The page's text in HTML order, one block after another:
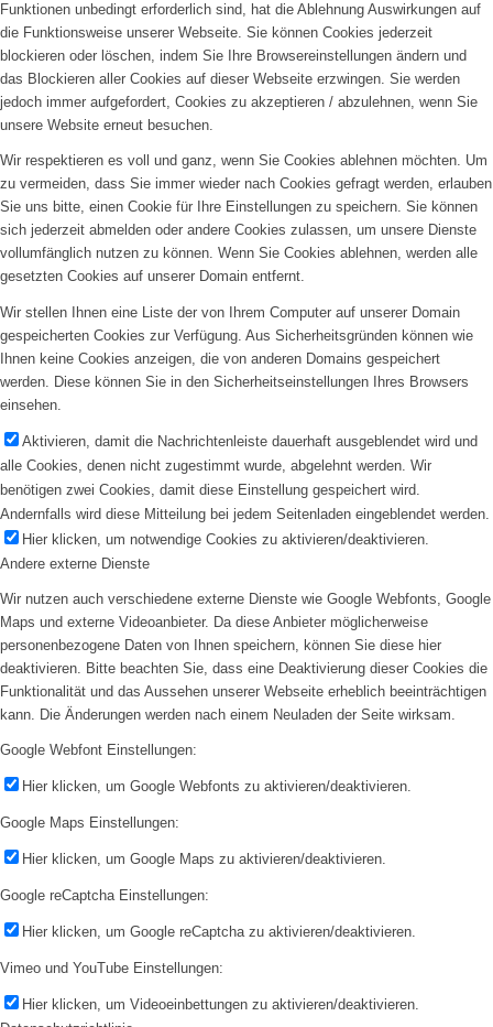
Spenden
Vereinsheim mieten
Funktionen unbedingt erforderlich sind, hat die Ablehnung Auswirkungen auf
die Funktionsweise unserer Webseite. Sie können Cookies jederzeit
blockieren oder löschen, indem Sie Ihre Browsereinstellungen ändern und
das Blockieren aller Cookies auf dieser Webseite erzwingen. Sie werden
jedoch immer aufgefordert, Cookies zu akzeptieren / abzulehnen, wenn Sie
unsere Website erneut besuchen.
Wir respektieren es voll und ganz, wenn Sie Cookies ablehnen möchten. Um
zu vermeiden, dass Sie immer wieder nach Cookies gefragt werden, erlauben
Sie uns bitte, einen Cookie für Ihre Einstellungen zu speichern. Sie können
sich jederzeit abmelden oder andere Cookies zulassen, um unsere Dienste
vollumfänglich nutzen zu können. Wenn Sie Cookies ablehnen, werden alle
gesetzten Cookies auf unserer Domain entfernt.
Wir stellen Ihnen eine Liste der von Ihrem Computer auf unserer Domain
gespeicherten Cookies zur Verfügung. Aus Sicherheitsgründen können wie
Ihnen keine Cookies anzeigen, die von anderen Domains gespeichert
werden. Diese können Sie in den Sicherheitseinstellungen Ihres Browsers
einsehen.
Aktivieren, damit die Nachrichtenleiste dauerhaft ausgeblendet wird und
alle Cookies, denen nicht zugestimmt wurde, abgelehnt werden. Wir
benötigen zwei Cookies, damit diese Einstellung gespeichert wird.
Andernfalls wird diese Mitteilung bei jedem Seitenladen eingeblendet werden.
Hier klicken, um notwendige Cookies zu aktivieren/deaktivieren.
Andere externe Dienste
Wir nutzen auch verschiedene externe Dienste wie Google Webfonts, Google
Maps und externe Videoanbieter. Da diese Anbieter möglicherweise
personenbezogene Daten von Ihnen speichern, können Sie diese hier
deaktivieren. Bitte beachten Sie, dass eine Deaktivierung dieser Cookies die
Funktionalität und das Aussehen unserer Webseite erheblich beeinträchtigen
kann. Die Änderungen werden nach einem Neuladen der Seite wirksam.
Google Webfont Einstellungen:
Hier klicken, um Google Webfonts zu aktivieren/deaktivieren.
Google Maps Einstellungen:
Hier klicken, um Google Maps zu aktivieren/deaktivieren.
Google reCaptcha Einstellungen:
Hier klicken, um Google reCaptcha zu aktivieren/deaktivieren.
Vimeo und YouTube Einstellungen:
Hier klicken, um Videoeinbettungen zu aktivieren/deaktivieren.